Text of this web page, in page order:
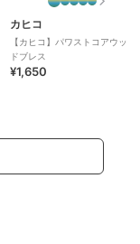
カヒコ
【カヒコ】パワストコアウッ
ドブレス
¥1,650